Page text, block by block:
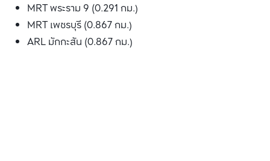
MRT พระราม 9 (0.291 กม.)
MRT เพชรบุรี (0.867 กม.)
ARL มักกะสัน (0.867 กม.)